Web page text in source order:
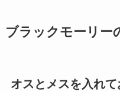
ブラックモーリー
オスとメスを入れ